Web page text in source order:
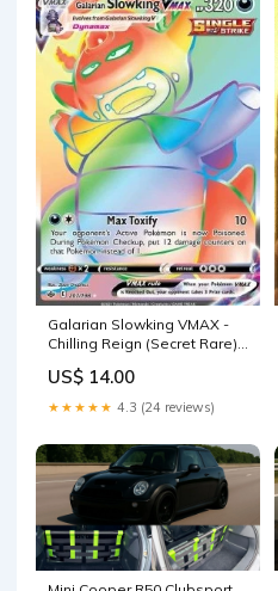
Galarian Slowking VMAX -
Chilling Reign (Secret Rare)
US$ 14.00
★★★★★ 4.3 (24 reviews)